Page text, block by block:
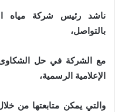
ناشد رئيس شركة مياه
بالتواصل،
مع الشركة في حل الشكاوى
الإعلامية الرسمية،
والتي يمكن متابعتها من